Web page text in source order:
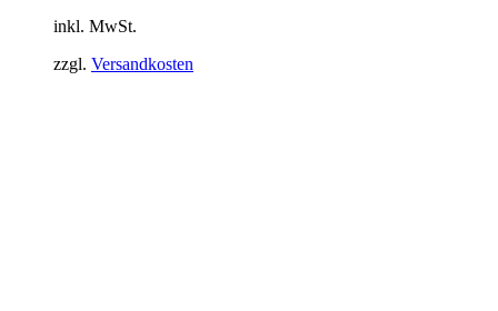
inkl. MwSt.
zzgl. Versandkosten